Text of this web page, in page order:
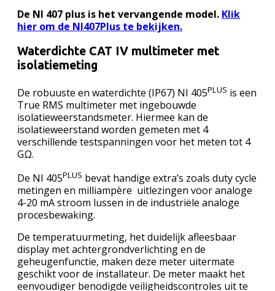
De NI 407 plus is het vervangende model. Klik
hier om de NI407Plus te bekijken.
Waterdichte CAT IV multimeter met
isolatiemeting
De robuuste en waterdichte (IP67) NI 405PLUS is een
True RMS multimeter met ingebouwde
isolatieweerstandsmeter. Hiermee kan de
isolatieweerstand worden gemeten met 4
verschillende testspanningen voor het meten tot 4
GΩ.
De NI 405PLUS bevat handige extra’s zoals duty cycle
metingen en milliampère uitlezingen voor analoge
4-20 mA stroom lussen in de industriële analoge
procesbewaking.
De temperatuurmeting, het duidelijk afleesbaar
display met achtergrondverlichting en de
geheugenfunctie, maken deze meter uitermate
geschikt voor de installateur. De meter maakt het
eenvoudiger benodigde veiligheidscontroles uit te